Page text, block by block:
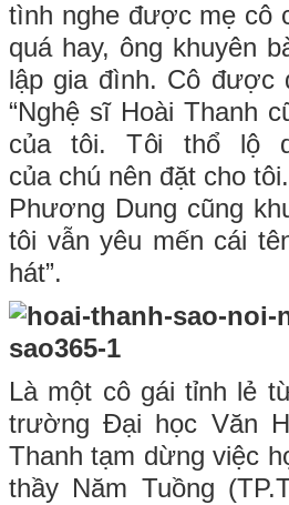
tình nghe được mẹ cô
quá hay, ông khuyên
lập gia đình. Cô được
“Nghệ sĩ Hoài Thanh
của tôi. Tôi thổ lộ
của chú nên đặt cho
Phương Dung cũng
tôi vẫn yêu mến cái
hát”.
Là một cô gái tỉnh lẻ
trường Đại học Văn
Thanh tạm dừng việc
thầy Năm Tuồng